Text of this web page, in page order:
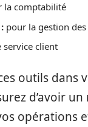
la comptabilité
pour la gestion
service client
outils dans
d’avoir
opérations